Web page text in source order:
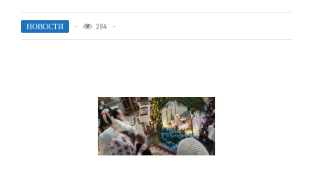
НОВОСТИ 284